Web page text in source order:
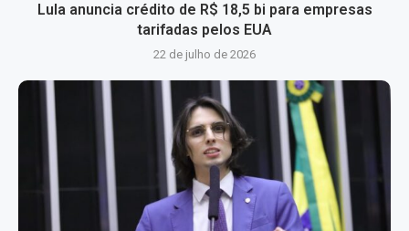
Lula anuncia crédito de R$ 18,5 bi para empresas
tarifadas pelos EUA
22 de julho de 2026